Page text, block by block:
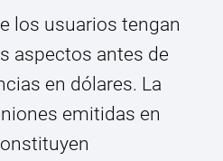
los usuarios tengan
aspectos antes de
en dólares. La
emitidas en